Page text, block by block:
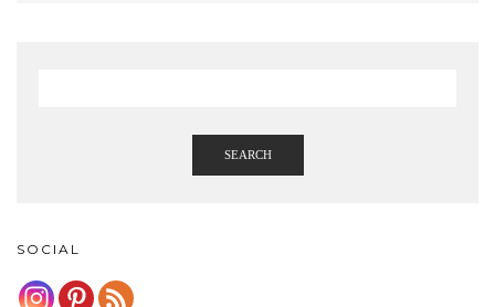
SEARCH
SOCIAL